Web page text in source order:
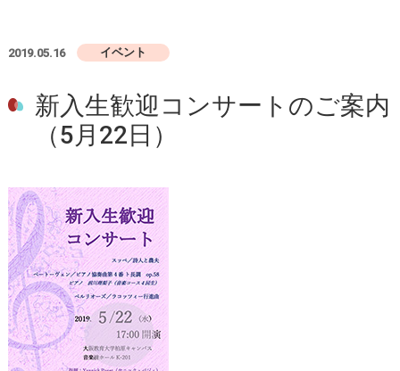
2019.05.16 イベント
新入生歓迎コンサートのご案内
（5月22日）